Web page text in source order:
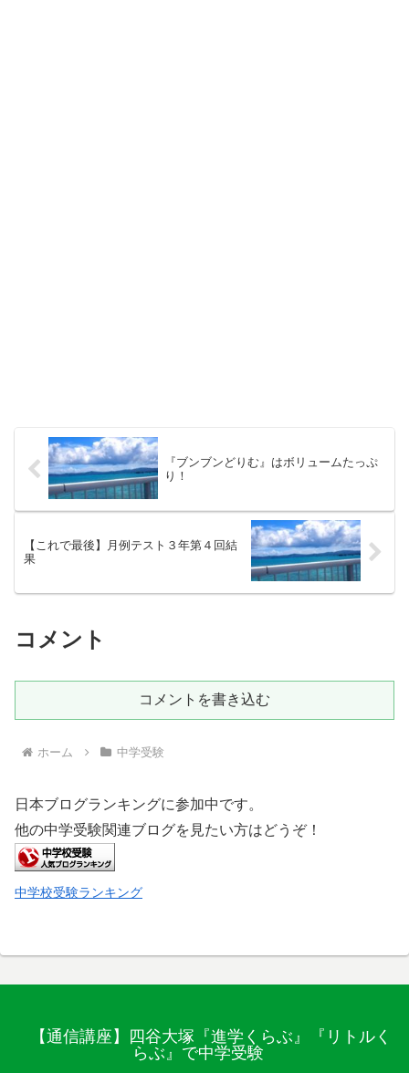
『ブンブンどりむ』はボリュームたっぷ
り！
【これで最後】月例テスト３年第４回結
果
コメント
コメントを書き込む
ホーム 中学受験
日本ブログランキングに参加中です。
他の中学受験関連ブログを見たい方はどうぞ！
中学校受験ランキング
【通信講座】四谷大塚『進学くらぶ』『リトルく
らぶ』で中学受験